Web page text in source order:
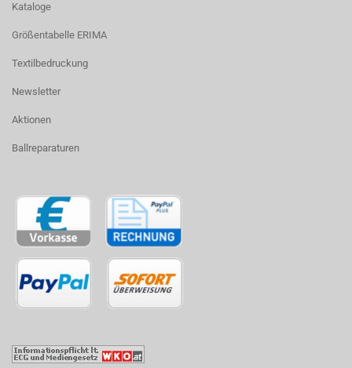
Kataloge
Größentabelle ERIMA
Textilbedruckung
Newsletter
Aktionen
Ballreparaturen